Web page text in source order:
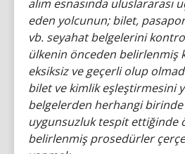
alım esnasında uluslararası
eden yolcunun; bilet,
vb. seyahat belgelerini
ülkenin önceden belirlenmiş
eksiksiz ve geçerli olup
bilet ve kimlik eşleştirmesini
belgelerden herhangi birinde
uygunsuzluk tespit ettiğinde
belirlenmiş prosedürler